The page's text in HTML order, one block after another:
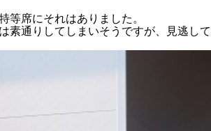
等席にそれはありました。
素通りしてしまいそうですが、見逃して